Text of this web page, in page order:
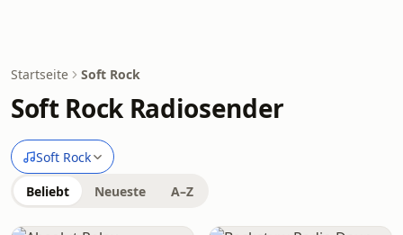
Startseite Soft Rock
Soft Rock Radiosender
Soft Rock
Beliebt Neueste A–Z